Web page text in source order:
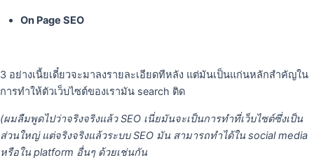
On Page SEO
3 อย่างเนี้ยเดี๋ยวจะมาลงรายละเอียดทีหลัง แต่มันเป็นแก่นหลักสําคัญใน
การทําให้ตัวเว็บไซต์ของเรามัน search ติด
(ผมลืมพูดไปว่าจริงจริงแล้ว SEO เนี่ยมันจะเป็นการทําที่เว็บไซต์ซึ่งเป็น
ส่วนใหญ่ แต่จริงจริงแล้วระบบ SEO มัน สามารถทําได้ใน social media
หรือใน platform อื่นๆ ด้วยเช่นกัน